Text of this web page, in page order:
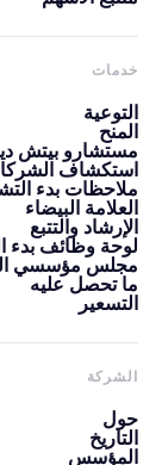
خدمات
التوعية
المنح
مستشارو بيتش
استكشاف
ملاحظات بدء
العلامة البيضاء
الإرشاد والتتبع
لوحة وظائف بدء
مجلس مؤسسي
ما تحصل عليه
التسعير
الشركة
حول
التاريخ
المؤسس